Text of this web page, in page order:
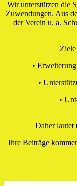
Wir unterstützen die
Zuwendungen. Aus
der Verein u. a.
Ziele
•
•
•
Daher lautet
Ihre Beiträge